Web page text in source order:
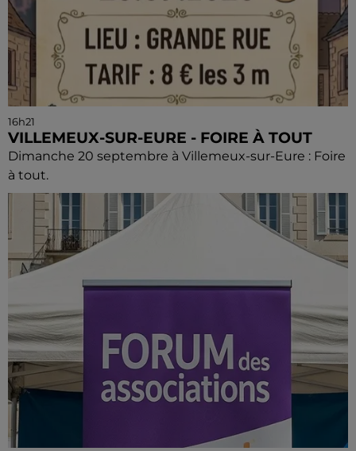
16h21
VILLEMEUX-SUR-EURE - FOIRE À TOUT
Dimanche 20 septembre à Villemeux-sur-Eure : Foire
à tout.